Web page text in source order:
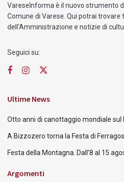
VareseInforma è il nuovo strumento
Comune di Varese. Qui potrai
dell'Amministrazione e notizie di
Seguici su:
Ultime News
Otto anni di canottaggio mondiale sul
A Bizzozero torna la Festa di
Festa della Montagna. Dall’8 al 15
Argomenti